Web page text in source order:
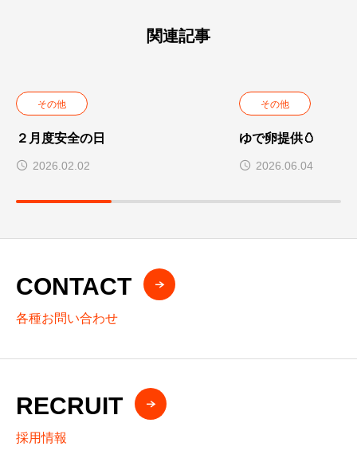
関連記事
その他
２月度安全の日
2026.02.02
その他
ゆで卵提供🥚
2026.06.04
CONTACT
各種お問い合わせ
RECRUIT
採用情報